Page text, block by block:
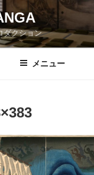
ダクション
メニュー